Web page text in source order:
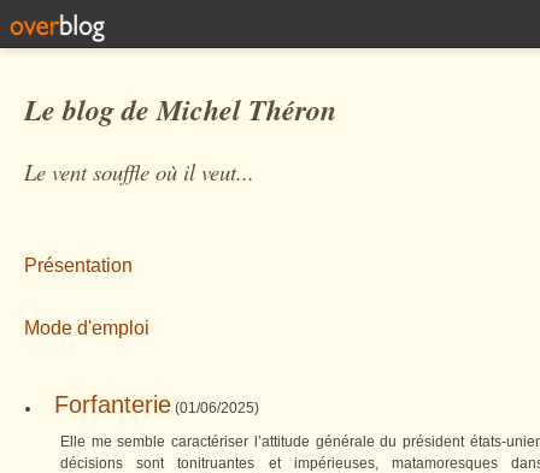
Le blog de Michel Théron
Le vent souffle où il veut...
Présentation
Mode d'emploi
Forfanterie (01/06/2025)
Elle me semble caractériser l’attitude générale du président états-
décisions sont tonitruantes et impérieuses, matamoresques